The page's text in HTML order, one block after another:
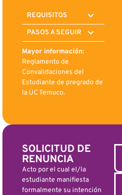
REQUISITOS
PASOS A SEGUIR
Mayor información:
Reglamento de
Convalidaciones del
Estudiante de pregrado de
la UC Temuco.
SOLICITUD DE
RENUNCIA
Acto por el cual el/la
estudiante manifiesta
formalmente su intención